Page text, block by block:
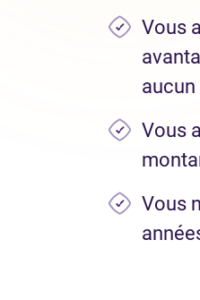
Vous
aucun
Vous
Vous